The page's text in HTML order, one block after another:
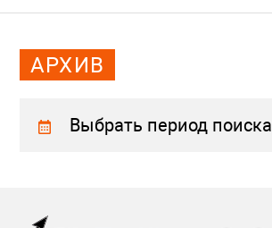
АРХИВ
Выбрать период поиска